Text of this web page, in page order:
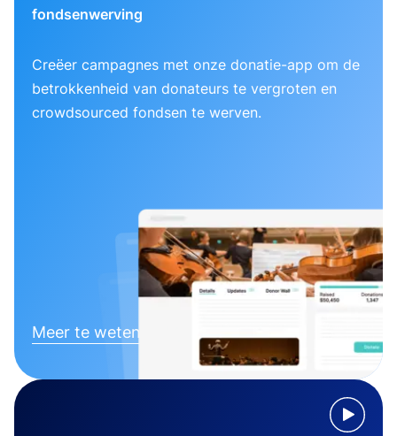
fondsenwerving
Creëer campagnes met onze donatie-app om de
betrokkenheid van donateurs te vergroten en
crowdsourced fondsen te werven.
Meer te weten komen